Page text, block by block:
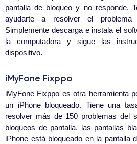
pantalla de bloqueo y no responde,
ayudarte a resolver el
Simplemente descarga e instala el
la computadora y sigue las
dispositivo.
iMyFone Fixppo
iMyFone Fixppo es otra herramienta
un iPhone bloqueado. Tiene una
resolver más de 150 problemas del
bloqueos de pantalla, las pantallas
iPhone está bloqueado en la pantalla